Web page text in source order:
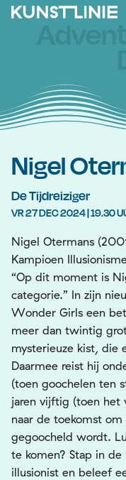
Nigel
De Tijdreiziger
VR 27 DEC 2024 | 19.30
Nigel Otermans
Kampioen
“Op dit moment is
categorie.” In zijn
Wonder Girls een
meer dan twintig
mysterieuze kist, die
Daarmee reist hij
(toen goochelen ten
jaren vijftig (toen het
naar de toekomst
gegoocheld wordt.
te komen? Stap in
illusionist en beleef